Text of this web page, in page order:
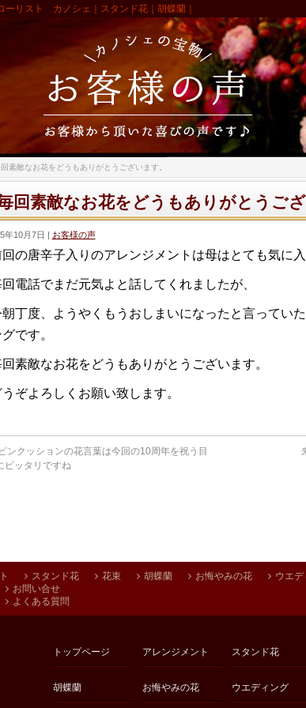
ーリスト カノシェ｜スタンド花｜胡蝶蘭｜
素敵なお花をどうもありがとうございます。
回素敵なお花をどうもありがとうござ
年10月7日 お客様の声
の唐辛子入りのアレンジメントは母はとても気に入
電話でまだ元気よと話してくれましたが、
丁度、 ようやくもうおしまいになったと言っていた
グです。
素敵なお花をどうもありがとうございます。
うぞよろしくお願い致します。
ピンクッションの花言葉は今回の10周年を祝う目
ピッタリですね
スタンド花 花束 胡蝶蘭 お悔やみの花 ウエデ
お問い合せ
よくある質問
トップページ アレンジメント スタンド花
胡蝶蘭 お悔やみの花 ウエディング